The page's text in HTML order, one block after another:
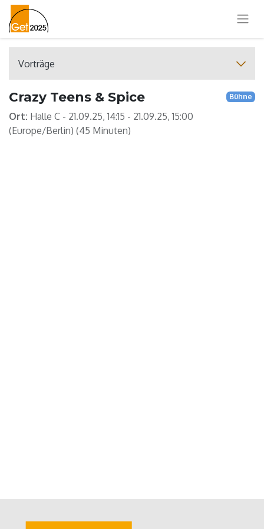
Vorträge
Crazy Teens & Spice Bühne
Ort: Halle C - 21.09.25, 14:15 - 21.09.25, 15:00
(Europe/Berlin) (45 Minuten)